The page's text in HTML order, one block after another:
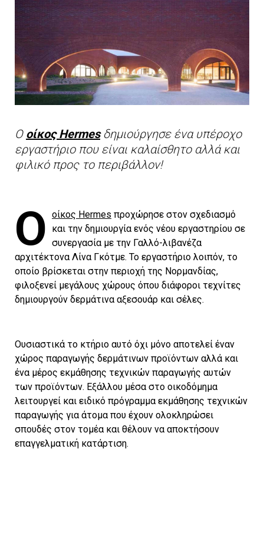
Ο οίκος Hermesδημιούργησε ένα υπέροχο
εργαστήριο που είναι καλαίσθητο αλλά και
φιλικό προς το περιβάλλον!
Ο οίκος Hermes προχώρησε στον σχεδιασμό
και την δημιουργία ενός νέου εργαστηρίου σε
συνεργασία με την Γαλλό-λιβανέζα
αρχιτέκτονα Λίνα Γκότμε. Το εργαστήριο λοιπόν, το
οποίο βρίσκεται στην περιοχή της Νορμανδίας,
φιλοξενεί μεγάλους χώρους όπου διάφοροι τεχνίτες
δημιουργούν δερμάτινα αξεσουάρ και σέλες.
Oυσιαστικά το κτήριο αυτό όχι μόνο αποτελεί έναν
χώρος παραγωγής δερμάτινων προϊόντων αλλά και
ένα μέρος εκμάθησης τεχνικών παραγωγής αυτών
των προϊόντων. Εξάλλου μέσα στο οικοδόμημα
λειτουργεί και ειδικό πρόγραμμα εκμάθησης τεχνικών
παραγωγής για άτομα που έχουν ολοκληρώσει
σπουδές στον τομέα και θέλουν να αποκτήσουν
επαγγελματική κατάρτιση.